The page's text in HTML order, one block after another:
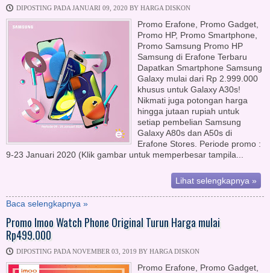
DIPOSTING PADA JANUARI 09, 2020 BY HARGA DISKON
Promo Erafone, Promo Gadget,
Promo HP, Promo Smartphone,
Promo Samsung Promo HP
Samsung di Erafone Terbaru
Dapatkan Smartphone Samsung
Galaxy mulai dari Rp 2.999.000
khusus untuk Galaxy A30s!
Nikmati juga potongan harga
hingga jutaan rupiah untuk
setiap pembelian Samsung
Galaxy A80s dan A50s di
Erafone Stores. Periode promo :
9-23 Januari 2020 (Klik gambar untuk memperbesar tampila...
Lihat selengkapnya »
Baca selengkapnya »
Promo Imoo Watch Phone Original Turun Harga mulai
Rp499.000
DIPOSTING PADA NOVEMBER 03, 2019 BY HARGA DISKON
Promo Erafone, Promo Gadget,